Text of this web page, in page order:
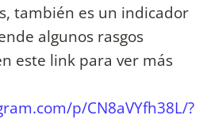
también es un indicador
algunos rasgos
este link para ver más
p/CN8aVYfh38L/?